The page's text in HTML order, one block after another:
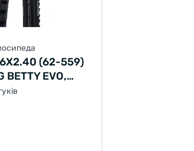
(62-559)
BETTY EVO,
HS608